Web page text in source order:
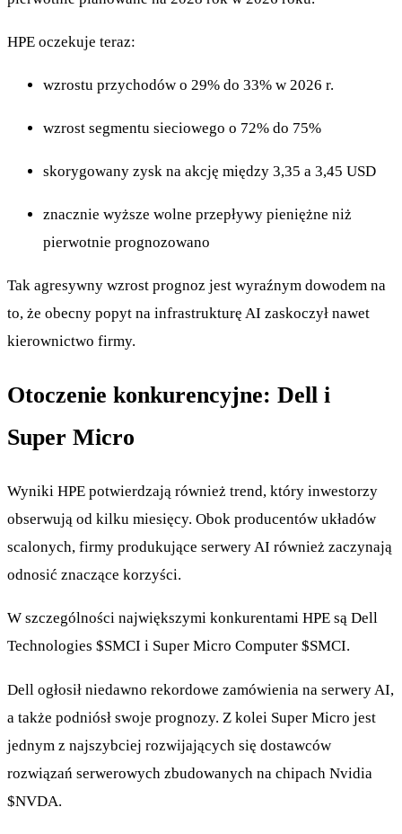
HPE oczekuje teraz:
wzrostu przychodów o 29% do 33% w 2026 r.
wzrost segmentu sieciowego o 72% do 75%
skorygowany zysk na akcję między 3,35 a 3,45 USD
znacznie wyższe wolne przepływy pieniężne niż
pierwotnie prognozowano
Tak agresywny wzrost prognoz jest wyraźnym dowodem na
to, że obecny popyt na infrastrukturę AI zaskoczył nawet
kierownictwo firmy.
Otoczenie konkurencyjne: Dell i
Super Micro
Wyniki HPE potwierdzają również trend, który inwestorzy
obserwują od kilku miesięcy. Obok producentów układów
scalonych, firmy produkujące serwery AI również zaczynają
odnosić znaczące korzyści.
W szczególności największymi konkurentami HPE są Dell
Technologies $SMCI i Super Micro Computer $SMCI.
Dell ogłosił niedawno rekordowe zamówienia na serwery AI,
a także podniósł swoje prognozy. Z kolei Super Micro jest
jednym z najszybciej rozwijających się dostawców
rozwiązań serwerowych zbudowanych na chipach Nvidia
$NVDA.